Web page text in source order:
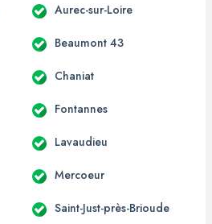
Aurec-sur-Loire
Beaumont 43
Chaniat
Fontannes
Lavaudieu
Mercoeur
Saint-Just-près-Brioude